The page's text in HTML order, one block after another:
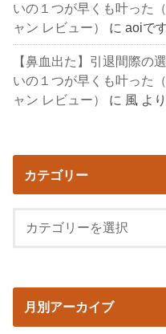
いの１つが早くも叶った
ャン レビュー）
にaoiで
【鼻血出た】引退間際の
いの１つが早くも叶った
ャン レビュー）
に 風 より
カテゴリー
月別アーカイブ